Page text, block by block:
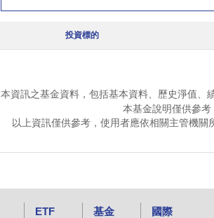
投資標的
本資訊之基金資料，包括基本資料、歷史淨值、
本基金說明僅供參
以上資訊僅供參考，使用者應依相關主管機
ETF 基金 國際